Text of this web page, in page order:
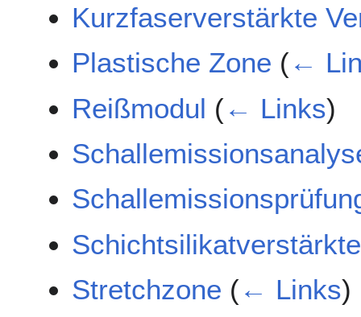
Kurzfaserverstärkte
Plastische Zone (←
Reißmodul (← Links)
Stretchzone (← Links)